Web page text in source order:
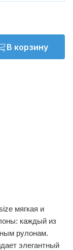
В корзину
мягкая и
каждый из
рулонам.
элегантный